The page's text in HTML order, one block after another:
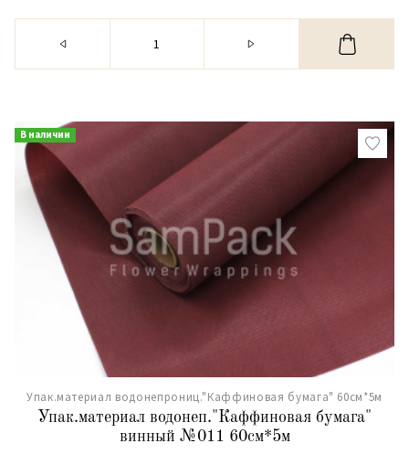
В наличии
Упак.материал водонепрониц."Каффиновая бумага" 60см*5м
Упак.материал водонеп."Каффиновая бумага"
винный №011 60см*5м